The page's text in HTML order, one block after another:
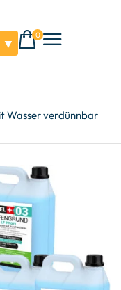
▼
0
Wasser verdünnbar